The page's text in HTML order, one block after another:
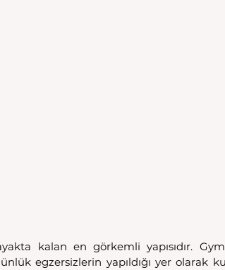
kalan en görkemli yapısıdır.
egzersizlerin yapıldığı yer olarak